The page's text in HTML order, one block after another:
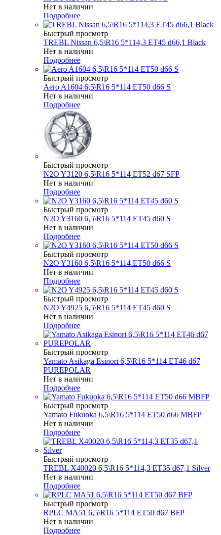
Нет в наличии
Подробнее
Быстрый просмотр
TREBL Nissan 6,5\R16 5*114,3 ET45 d66,1 Black
Нет в наличии
Подробнее
Быстрый просмотр
Aero A1604 6,5\R16 5*114 ET50 d66 S
Нет в наличии
Подробнее
Быстрый просмотр
N2O Y3120 6,5\R16 5*114 ET52 d67 SFP
Нет в наличии
Подробнее
Быстрый просмотр
N2O Y3160 6,5\R16 5*114 ET45 d60 S
Нет в наличии
Подробнее
Быстрый просмотр
N2O Y3160 6,5\R16 5*114 ET50 d66 S
Нет в наличии
Подробнее
Быстрый просмотр
N2O Y4925 6,5\R16 5*114 ET45 d60 S
Нет в наличии
Подробнее
Быстрый просмотр
Yamato Asikaga Esinori 6,5\R16 5*114 ET46 d67
PUREPOLAR
Нет в наличии
Подробнее
Быстрый просмотр
Yamato Fukuoka 6,5\R16 5*114 ET50 d66 MBFP
Нет в наличии
Подробнее
Быстрый просмотр
TREBL X40020 6,5\R16 5*114,3 ET35 d67,1 Silver
Нет в наличии
Подробнее
Быстрый просмотр
RPLC MA51 6,5\R16 5*114 ET50 d67 BFP
Нет в наличии
Подробнее